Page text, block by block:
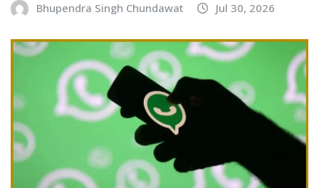
Bhupendra Singh Chundawat Jul 30, 2026